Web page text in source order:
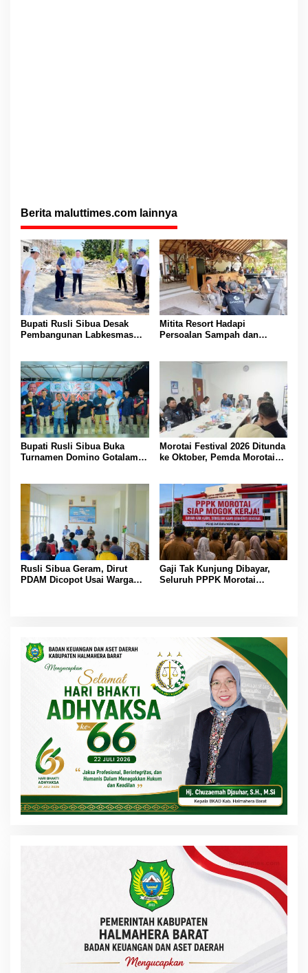
Berita maluttimes.com lainnya
Bupati Rusli Sibua Desak
Pembangunan Labkesmas
Mitita Resort Hadapi
Persoalan Sampah dan
Bupati Rusli Sibua Buka
Turnamen Domino Gotalamo
Morotai Festival 2026 Ditunda
ke Oktober, Pemda Morotai
Rusli Sibua Geram, Dirut
PDAM Dicopot Usai Warga
Gaji Tak Kunjung Dibayar,
Seluruh PPPK Morotai